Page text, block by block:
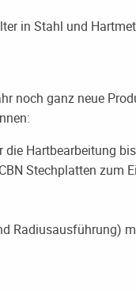
in Stahl und
noch ganz neue
die Hartbearbeitung
Stechplatten zum
Radiusausführung)